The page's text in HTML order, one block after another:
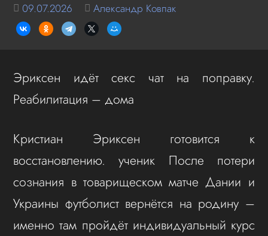
09.07.2026 Александр Ковпак
Эриксен идёт секс чат на поправку.
Реабилитация – дома
Кристиан Эриксен готовится к
восстановлению. ученик После потери
сознания в товарищеском матче Дании и
Украины футболист вернётся на родину –
именно там пройдёт индивидуальный курс